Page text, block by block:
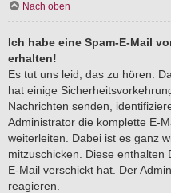
Nach oben
Ich habe eine Spam-E-Mail
erhalten!
Es tut uns leid, das zu hören.
hat einige
Nachrichten senden,
Administrator die komplette E-
weiterleiten. Dabei ist es ganz
mitzuschicken. Diese enthalten
E-Mail verschickt hat. Der
reagieren.